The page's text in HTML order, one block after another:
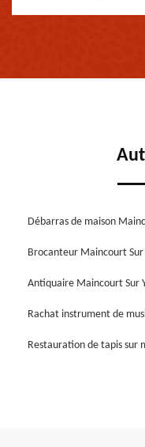
Débarras de maison
Brocanteur Maincourt
Antiquaire Maincourt Sur
Rachat instrument de
Restauration de tapis sur